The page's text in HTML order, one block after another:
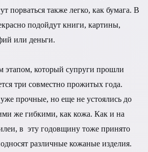
порваться также легко, как бумага. В
подойдут книги, картины,
или деньги.
этапом, который супруги прошли
три совместно прожитых года.
прочные, но еще не устоялись до
же гибкими, как кожа. Как и на
в эту годовщину тоже принято
различные кожаные изделия.